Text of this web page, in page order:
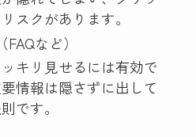
スクがあります。
など）
キリ見せるには有効で
情報は隠さずに出して
です。